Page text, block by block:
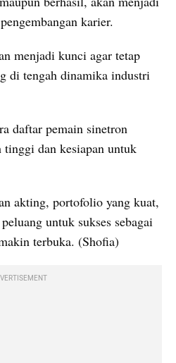
karier.
menjadi kunci agar tetap
di tengah dinamika industri
daftar pemain sinetron
dan kesiapan untuk
akting, portofolio yang kuat,
untuk sukses sebagai
terbuka. (Shofia)